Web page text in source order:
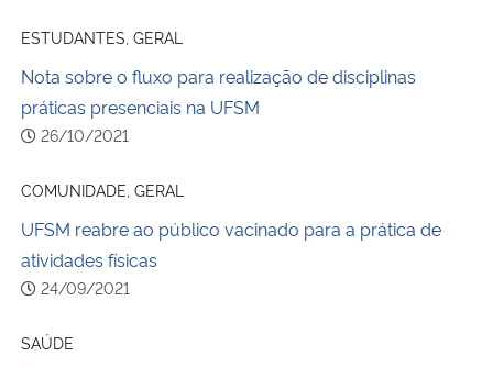
ESTUDANTES, GERAL
Nota sobre o fluxo para realização de disciplinas
práticas presenciais na UFSM
26/10/2021
COMUNIDADE, GERAL
UFSM reabre ao público vacinado para a prática de
atividades físicas
24/09/2021
SAÚDE